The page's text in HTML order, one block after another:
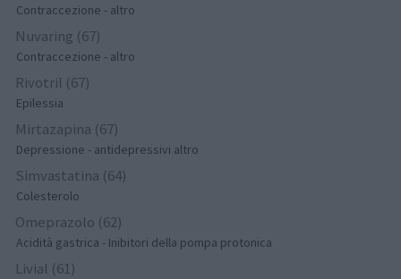
Contraccezione - altro
Nuvaring (67)
Contraccezione - altro
Rivotril (67)
Epilessia
Mirtazapina (67)
Depressione - antidepressivi altro
Simvastatina (64)
Colesterolo
Omeprazolo (62)
Acidità gastrica - Inibitori della pompa protonica
Livial (61)